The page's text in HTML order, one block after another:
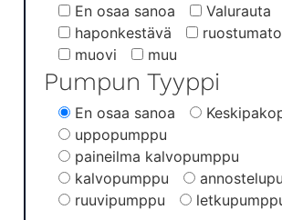
En osaa sanoa
Valurauta
haponkestävä
muovi
muu
Pumpun Tyyppi
En osaa sanoa
uppopumppu
paineilma kalvopumppu
kalvopumppu
ruuvipumppu